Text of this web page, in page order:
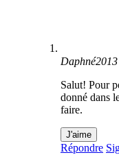
Salut! Pour
donné dans
faire.
J'aime
Répondre